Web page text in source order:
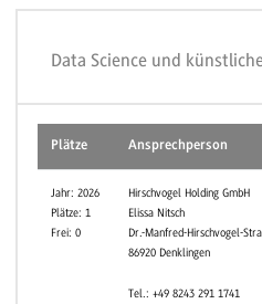
Data Science und
Plätze Ansprechperson
Jahr: 2026
Plätze: 1
Frei: 0
Hirschvogel Holding GmbH
Elissa Nitsch
Dr.-Manfred-Hirschvogel-
86920 Denklingen
Tel.: +49 8243 291 1741